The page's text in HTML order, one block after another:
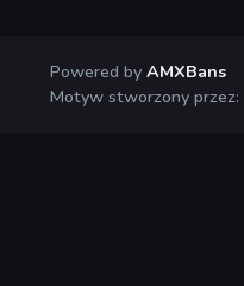
Powered by AMXBans
Motyw stworzony przez: